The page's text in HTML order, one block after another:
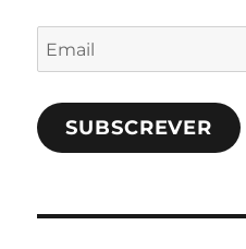
Email
SUBSCREVER